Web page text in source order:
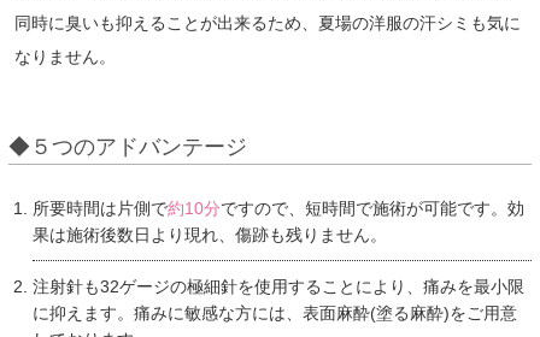
同時に臭いも抑えることが出来るため、夏場の洋服の汗シミも気に
なりません。
◆５つのアドバンテージ
所要時間は片側で約10分ですので、短時間で施術が可能です。効
果は施術後数日より現れ、傷跡も残りません。
注射針も32ゲージの極細針を使用することにより、痛みを最小限
に抑えます。痛みに敏感な方には、表面麻酔(塗る麻酔)をご用意